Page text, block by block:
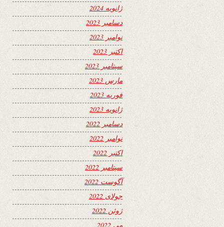
ژانویه 2024
دسامبر 2023
نوامبر 2023
اکتبر 2023
سپتامبر 2023
مارس 2023
فوریه 2023
ژانویه 2023
دسامبر 2022
نوامبر 2022
اکتبر 2022
سپتامبر 2022
آگوست 2022
جولای 2022
ژوئن 2022
می 2022